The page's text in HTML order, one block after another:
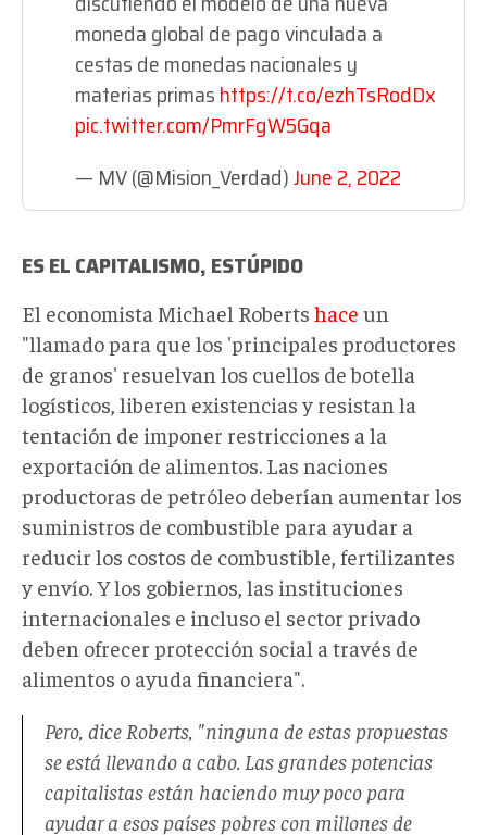
moneda global de pago vinculada a
cestas de monedas nacionales y
materias primashttps://t.co/ezhTsRodDx
pic.twitter.com/PmrFgW5Gqa
— MV (@Mision_Verdad)June 2, 2022
ES EL CAPITALISMO, ESTÚPIDO
El economista Michael Roberts hace un
"llamado para que los 'principales productores
de granos' resuelvan los cuellos de botella
logísticos, liberen existencias y resistan la
tentación de imponer restricciones a la
exportación de alimentos. Las naciones
productoras de petróleo deberían aumentar los
suministros de combustible para ayudar a
reducir los costos de combustible, fertilizantes
y envío. Y los gobiernos, las instituciones
internacionales e incluso el sector privado
deben ofrecer protección social a través de
alimentos o ayuda financiera".
Pero, dice Roberts, "ninguna de estas propuestas
se está llevando a cabo. Las grandes potencias
capitalistas están haciendo muy poco para
ayudar a esos países pobres con millones de